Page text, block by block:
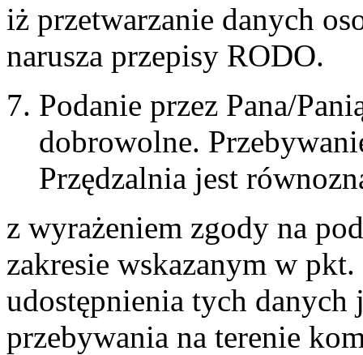
iż przetwarzanie danych
narusza przepisy RODO.
Podanie przez Pana/
dobrowolne.
Przędzalnia jest
z wyrażeniem zgody na
zakresie wskazanym w
udostępnienia tych danych
przebywania na terenie